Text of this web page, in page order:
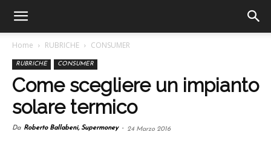
Home RUBRICHE CONSUMER
RUBRICHE CONSUMER
Come scegliere un impianto
solare termico
Da Roberto Ballabeni, Supermoney - 24 Marzo 2016